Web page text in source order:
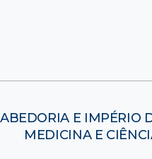
E IMPÉRIO
MEDICINA E